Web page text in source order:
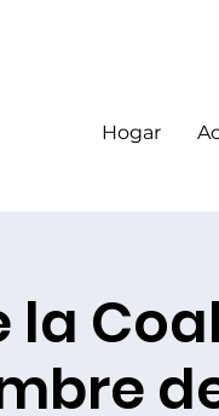
Hogar
la